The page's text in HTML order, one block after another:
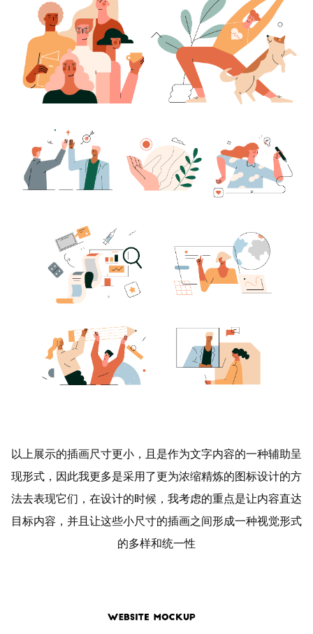
以上展示的插画尺寸更小，且是作为文字内容的一种辅助呈
现形式，因此我更多是采用了更为浓缩精炼的图标设计的方
法去表现它们，在设计的时候，我考虑的重点是让内容直达
目标内容，并且让这些小尺寸的插画之间形成一种视觉形式
的多样和统一性